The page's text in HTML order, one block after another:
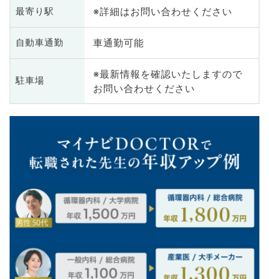
最寄り駅 ※詳細はお問い合わせください
自動車通勤 車通勤可能
駐車場
※最新情報を確認いたしますので
お問い合わせください